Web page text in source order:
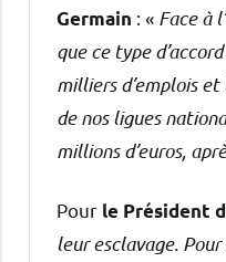
Germain : « Face à
que ce type
milliers d’emplois
de nos ligues
millions d’euros,
Pour le Président
leur esclavage.